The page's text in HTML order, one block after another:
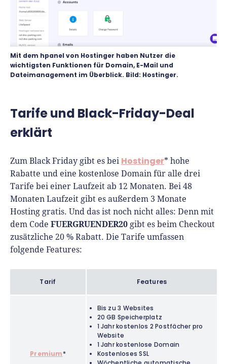
Mit dem hpanel von Hostinger haben Nutzer die
wichtigsten Funktionen für Domain, E-Mail und
Dateimanagement im Überblick. Bild: Hostinger.
Tarife und Black-Friday-Deal
erklärt
Zum Black Friday gibt es bei Hostinger* hohe
Rabatte und eine kostenlose Domain für alle drei
Tarife bei einer Laufzeit ab 12 Monaten. Bei 48
Monaten Laufzeit gibt es außerdem 3 Monate
Hosting gratis. Und das ist noch nicht alles: Denn mit
dem Code FUERGRUENDER20 gibt es beim Checkout
zusätzliche 20 % Rabatt. Die Tarife umfassen
folgende Features:
Tarif Features
Premium*
Bis zu 3 Websites
20 GB Speicherplatz
1 Jahr kostenlos 2 Postfächer pro
Website
1 Jahr kostenlose Domain
Kostenloses SSL